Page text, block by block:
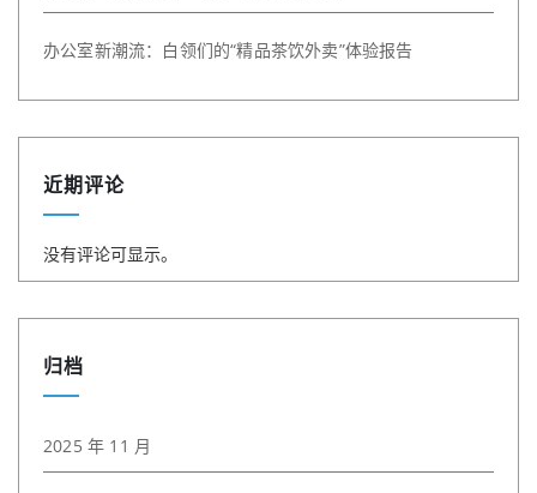
办公室新潮流：白领们的“精品茶饮外卖”体验报告
近期评论
没有评论可显示。
归档
2025 年 11 月